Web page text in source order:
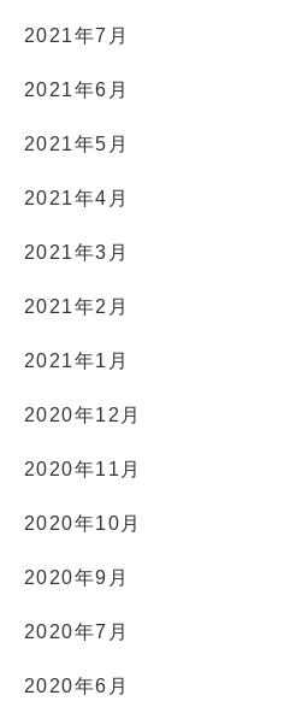
2021年7月
2021年6月
2021年5月
2021年4月
2021年3月
2021年2月
2021年1月
2020年12月
2020年11月
2020年10月
2020年9月
2020年7月
2020年6月